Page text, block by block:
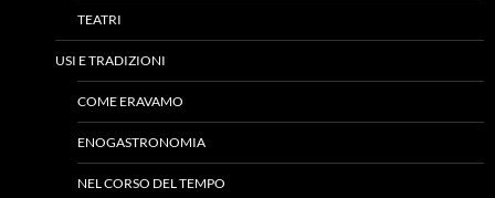
TEATRI
USI E TRADIZIONI
COME ERAVAMO
ENOGASTRONOMIA
NEL CORSO DEL TEMPO